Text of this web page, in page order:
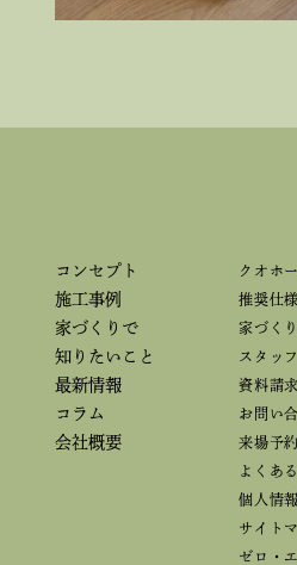
コンセプト
施工事例
家づくりで
知りたいこと
最新情報
コラム
会社概要
クオホ
推奨仕様
家づく
スタッフ
資料請求
お問い
来場予約
よくあ
個人情
サイト
ゼロ・